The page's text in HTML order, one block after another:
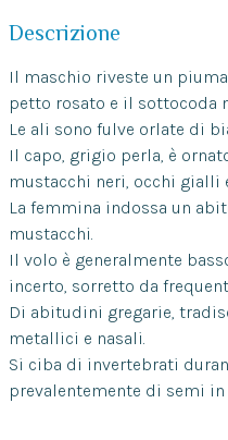
Descrizione
Il maschio riveste un
petto rosato e il sottocoda
Le ali sono fulve orlate di
Il capo, grigio perla, è
mustacchi neri, occhi gialli
La femmina indossa un
mustacchi.
Il volo è generalmente
incerto, sorretto da
Di abitudini gregarie,
metallici e nasali.
Si ciba di invertebrati
prevalentemente di semi in